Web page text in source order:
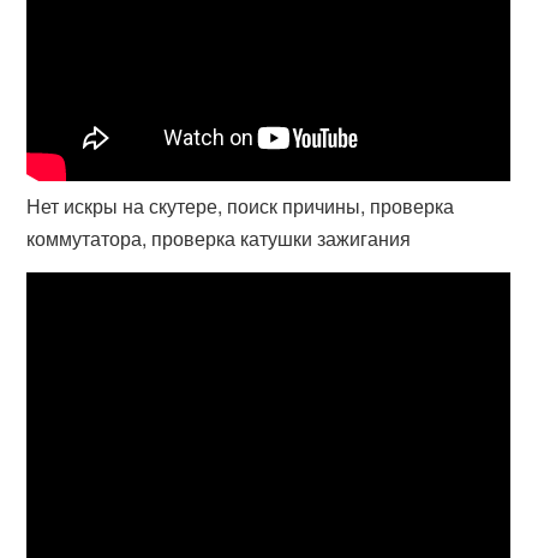
Нет искры на скутере, поиск причины, проверка
коммутатора, проверка катушки зажигания